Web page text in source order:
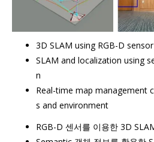
3D SLAM using RGB-D sensor
SLAM and localization using
n
Real-time map management
s and environment
RGB-D 센서를 이용한 3D